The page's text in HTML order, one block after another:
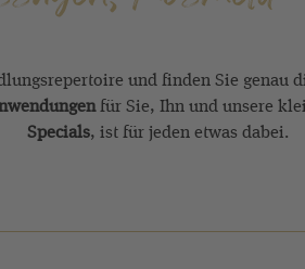
und finden Sie genau
für Sie, Ihn und unsere
Specials, ist für jeden etwas dabei.